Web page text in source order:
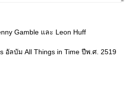
Gamble และ Leon Huff
อัลบัม All Things in Time ปีพ.ศ. 2519